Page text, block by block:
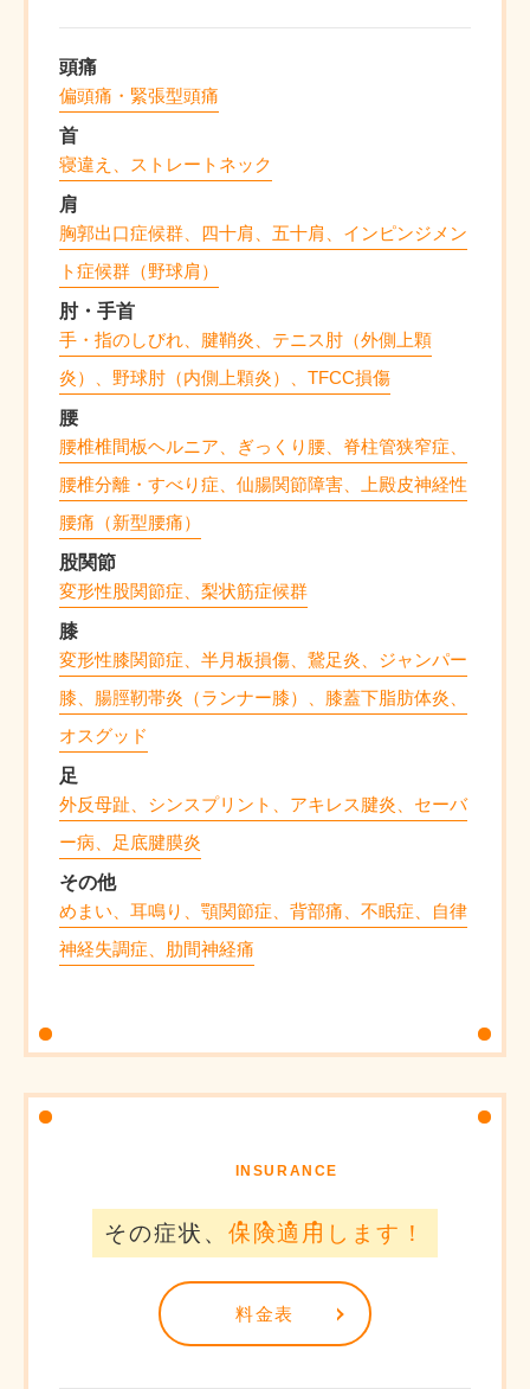
頭痛
偏頭痛・緊張型頭痛
首
寝違え、ストレートネック
肩
胸郭出口症候群、四十肩、五十肩、インピンジメン
ト症候群（野球肩）
肘・手首
手・指のしびれ、腱鞘炎、テニス肘（外側上顆
炎）、野球肘（内側上顆炎）、TFCC損傷
腰
腰椎椎間板ヘルニア、ぎっくり腰、脊柱管狭窄症、
腰椎分離・すべり症、仙腸関節障害、上殿皮神経性
腰痛（新型腰痛）
股関節
変形性股関節症、梨状筋症候群
膝
変形性膝関節症、半月板損傷、鵞足炎、ジャンパー
膝、腸脛靭帯炎（ランナー膝）、膝蓋下脂肪体炎、
オスグッド
足
外反母趾、シンスプリント、アキレス腱炎、セーバ
ー病、足底腱膜炎
その他
めまい、耳鳴り、顎関節症、背部痛、不眠症、自律
神経失調症、肋間神経痛
INSURANCE
その症状、 保 険適 用 します！
料金表